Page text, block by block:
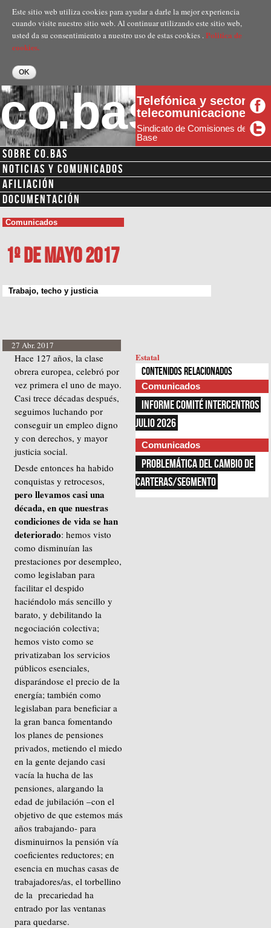
contenido
principal
Este sitio web utiliza cookies para ayudar a darle la mejor experiencia
cuando visite nuestro sitio web. Al continuar utilizando este sitio web,
usted da su consentimiento a nuestro uso de estas cookies .Politica de
cookies.
co.basTelefónica y sector
telecomunicaciones
Sindicato de Comisiones de
Base
SOBRE CO.BAS
NOTICIAS Y COMUNICADOS
AFILIACIÓN
DOCUMENTACIÓN
Comunicados
1º de Mayo 2017
Trabajo, techo y justicia
27 Abr. 2017
Hace 127 años, la clase
obrera europea, celebró por
vez primera el uno de mayo.
Casi trece décadas después,
seguimos luchando por
conseguir un empleo digno
y con derechos, y mayor
justicia social.
Desde entonces ha habido
conquistas y retrocesos,
pero llevamos casi una
década, en que nuestras
condiciones de vida se han
deteriorado: hemos visto
como disminuían las
prestaciones por desempleo,
como legislaban para
facilitar el despido
haciéndolo más sencillo y
barato, y debilitando la
negociación colectiva;
hemos visto como se
privatizaban los servicios
públicos esenciales,
disparándose el precio de la
energía; también como
legislaban para beneficiar a
la gran banca fomentando
los planes de pensiones
privados, metiendo el miedo
en la gente dejando casi
vacía la hucha de las
pensiones, alargando la
edad de jubilación –con el
objetivo de que estemos más
años trabajando- para
disminuirnos la pensión vía
coeficientes reductores; en
esencia en muchas casas de
trabajadores/as, el torbellino
de la precariedad ha
entrado por las ventanas
para quedarse.
Estatal
Contenidos relacionados
Comunicados
INFORME COMITÉ INTERCENTROS
JULIO 2026
Comunicados
PROBLEMÁTICA DEL CAMBIO DE
CARTERAS/SEGMENTO